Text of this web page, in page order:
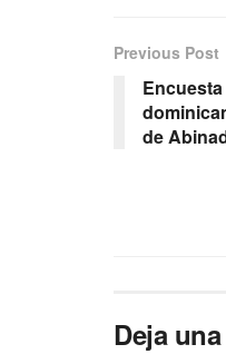
Previous Post
de
Deja